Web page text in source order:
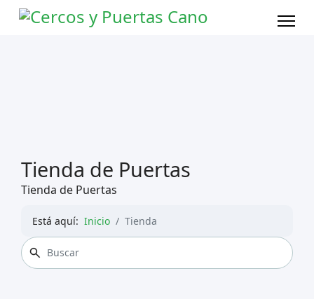
Tienda de Puertas
Tienda de Puertas
Está aquí: Inicio Tienda